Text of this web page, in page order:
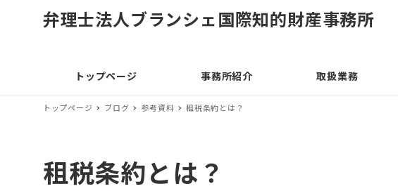
弁理士法人ブランシェ国際知的財産事務所
トップページ 事務所紹介 取扱業務
トップページ ブログ 参考資料 租税条約とは？
租税条約とは？